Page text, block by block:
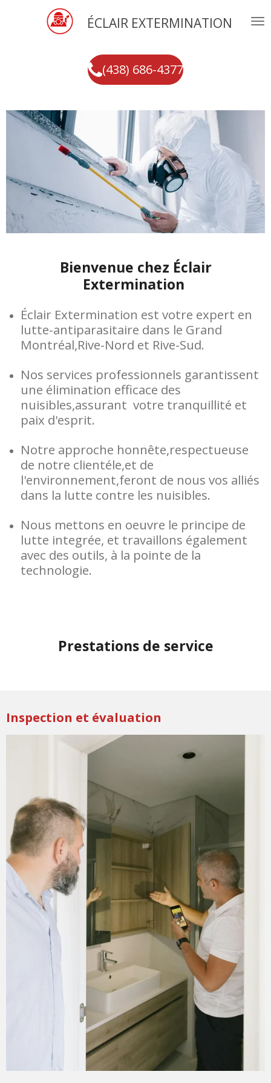
ÉCLAIR EXTERMINATION
(438) 686-4377
Bienvenue chez Éclair
Extermination
Éclair Extermination est votre expert en
lutte-antiparasitaire dans le Grand
Montréal,Rive-Nord et Rive-Sud.
Nos services professionnels garantissent
une élimination efficace des
nuisibles,assurant votre tranquillité et
paix d'esprit.
Notre approche honnête,respectueuse
de notre clientéle,et de
l'environnement,feront de nous vos alliés
dans la lutte contre les nuisibles.
Nous mettons en oeuvre le principe de
lutte integrée, et travaillons également
avec des outils, à la pointe de la
technologie.
Prestations de service
Inspection et évaluation